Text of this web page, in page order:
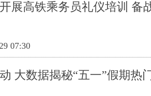
展高铁乘务员礼仪培训 备
07:30
大数据揭秘“五一”假期热